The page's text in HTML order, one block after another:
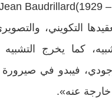
التكويني،
كما يخرج
فيبدو في
عنه».